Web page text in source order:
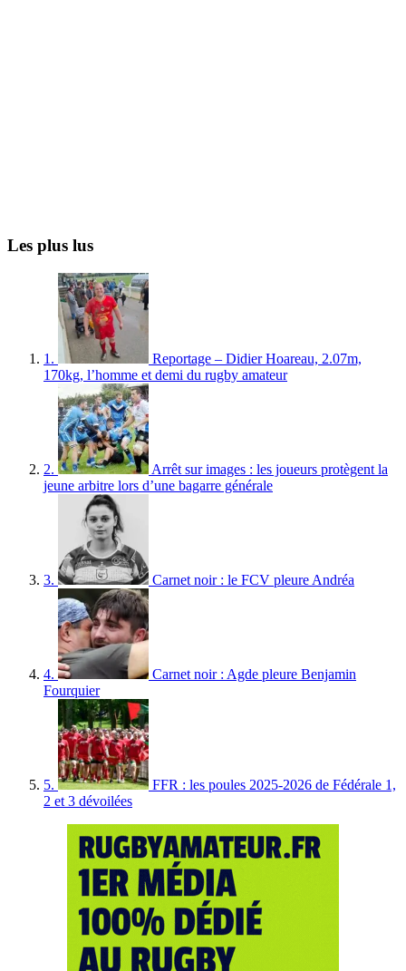
Les plus lus
1.
Reportage – Didier Hoareau, 2.07m,
170kg, l’homme et demi du rugby amateur
2.
Arrêt sur images : les joueurs protègent la
jeune arbitre lors d’une bagarre générale
3. Carnet noir : le FCV pleure Andréa
4.
Carnet noir : Agde pleure Benjamin
Fourquier
5.
FFR : les poules 2025-2026 de Fédérale 1,
2 et 3 dévoilées